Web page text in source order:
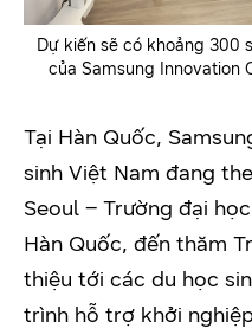
Dự kiến sẽ có khoảng 300
của Samsung Innovation
Tại Hàn Quốc,
sinh Việt Nam đang
Seoul – Trường đại
Hàn Quốc, đến thăm
thiệu tới các du học
trình hỗ trợ khởi